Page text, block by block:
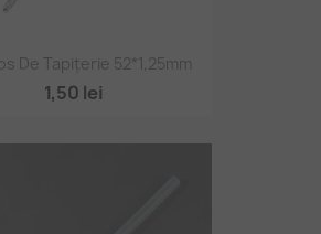
De Tapițerie 52*1,25mm
1,50 lei